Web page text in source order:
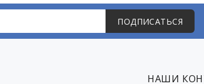
ПОДПИСАТЬСЯ
НАШИ